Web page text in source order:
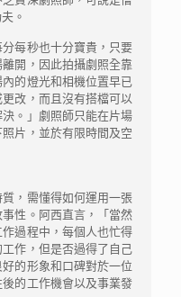
。
每秒也十分寶貴，只要
開，因此拍攝劇照全靠
的燈光和相機位置早已
改，而且沒有搭檔可以
。」劇照師只能在片場
片，並於有限時間及空
，需懂得如何運用一張
性。阿西直言，「當然
過程中，每個人也忙得
作，但是否過得了自己
的形象和口碑對於一位
的工作機會以及事業發